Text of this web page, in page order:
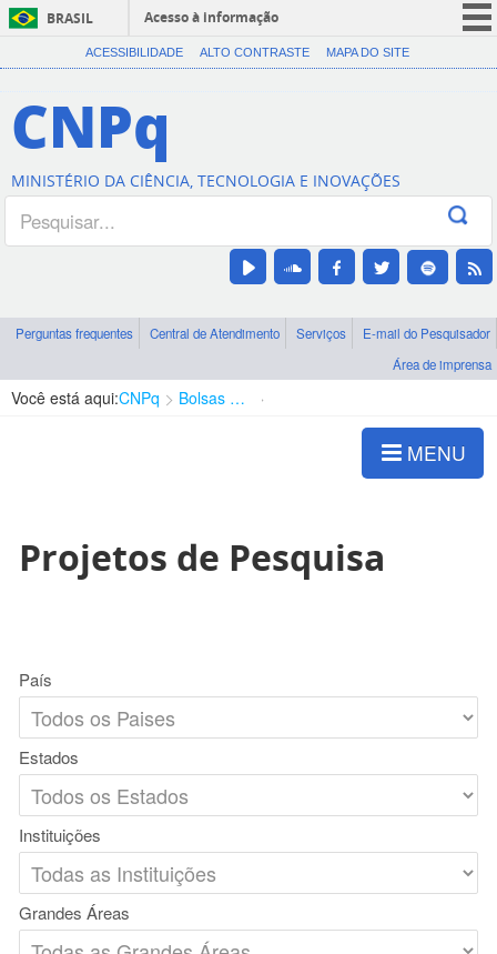
BRASIL
Acesso à informação
CORONAVÍRUS (COVID-19)
Canais
ACESSIBILIDADE ALTO CONTRASTE MAPA DO SITE
CNPq
MINISTÉRIO DA CIÊNCIA, TECNOLOGIA E INOVAÇÕES
Perguntas frequentes Central de Atendimento Serviços
E-mail do Pesquisador
Área de imprensa
Você está aqui:CNPq Bolsas e Auxílios Vigentes
MENU
Projetos de Pesquisa
País
Estados
Instituições
Grandes Áreas